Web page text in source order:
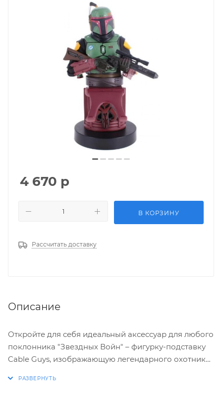
4 670 р
В КОРЗИНУ
Рассчитать доставку
Описание
Откройте для себя идеальный аксессуар для любого
поклонника "Звездных Войн" – фигурку-подставку
Cable Guys, изображающую легендарного охотника